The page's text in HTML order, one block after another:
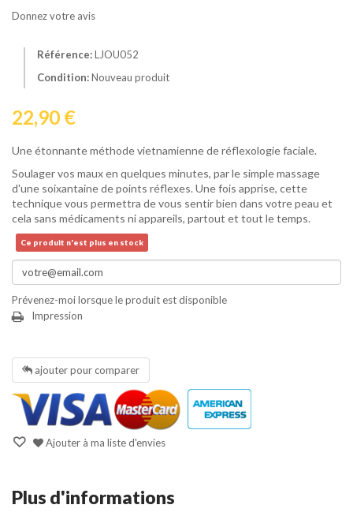
Donnez votre avis
Référence:LJOU052
Condition:Nouveau produit
22,90 €
Une étonnante méthode vietnamienne de réflexologie faciale.
Soulager vos maux en quelques minutes, par le simple massage
d'une soixantaine de points réflexes. Une fois apprise, cette
technique vous permettra de vous sentir bien dans votre peau et
cela sans médicaments ni appareils, partout et tout le temps.
Ce produit n'est plus en stock
Prévenez-moi lorsque le produit est disponible
Impression
ajouter pour comparer
Ajouter à ma liste d'envies
Plus d'informations